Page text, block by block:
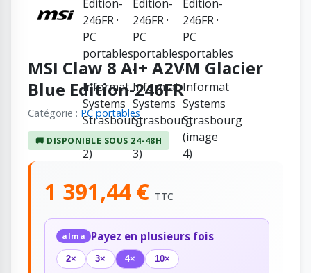
MSI Claw 8 AI+ A2VM Glacier
Blue Edition-246FR
Catégorie : PC portables
🚚 DISPONIBLE SOUS 24-48H
1 391,44 € TTC
alma Payez en plusieurs fois
2× 3× 4× 10×